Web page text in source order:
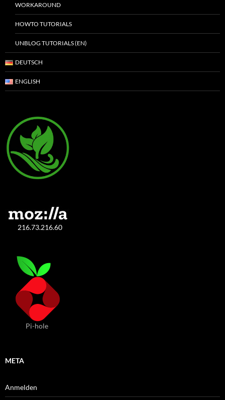
WORKAROUND
HOWTO TUTORIALS
UNBLOG TUTORIALS (EN)
DEUTSCH
ENGLISH
216.73.216.60
Pi-hole
META
Anmelden